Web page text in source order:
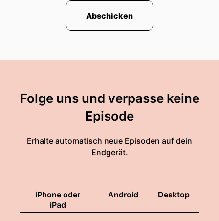
Abschicken
Folge uns und verpasse keine
Episode
Erhalte automatisch neue Episoden auf dein
Endgerät.
iPhone oder
iPad
Android Desktop